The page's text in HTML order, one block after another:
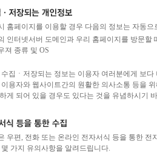
홈페이지를 이용할 경우 다음의 정보는 자동으
인터넷서버 도메인과 우리 홈페이지를 방문할
져 종류 및 OS
집ㆍ저장되는 정보는 이용자 여러분에게 보
용자와 웹사이트간의 원활한 의사소통 등을
게 되어 있을 경우도 있다는 것을 유념하시기
우편, 전화 또는 온라인 전자서식 등을 통한
가지 유의사항을 알려드립니다.